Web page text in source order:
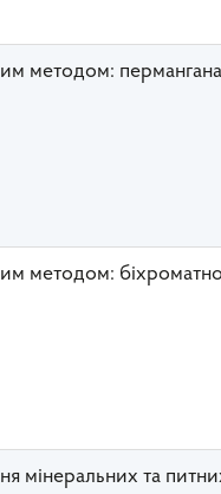
методом:
методом:
мінеральних та